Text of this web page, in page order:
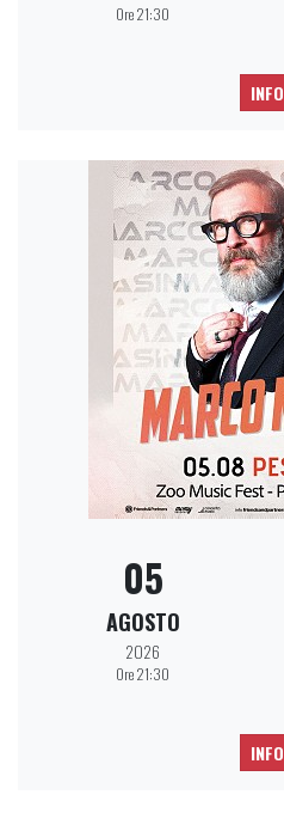
Ore 21:30
INFO
05
AGOSTO
2026
Ore 21:30
INFO